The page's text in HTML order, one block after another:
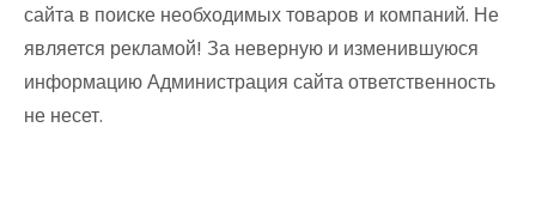
сайта в поиске необходимых товаров и компаний. Не
является рекламой! За неверную и изменившуюся
информацию Администрация сайта ответственность
не несет.